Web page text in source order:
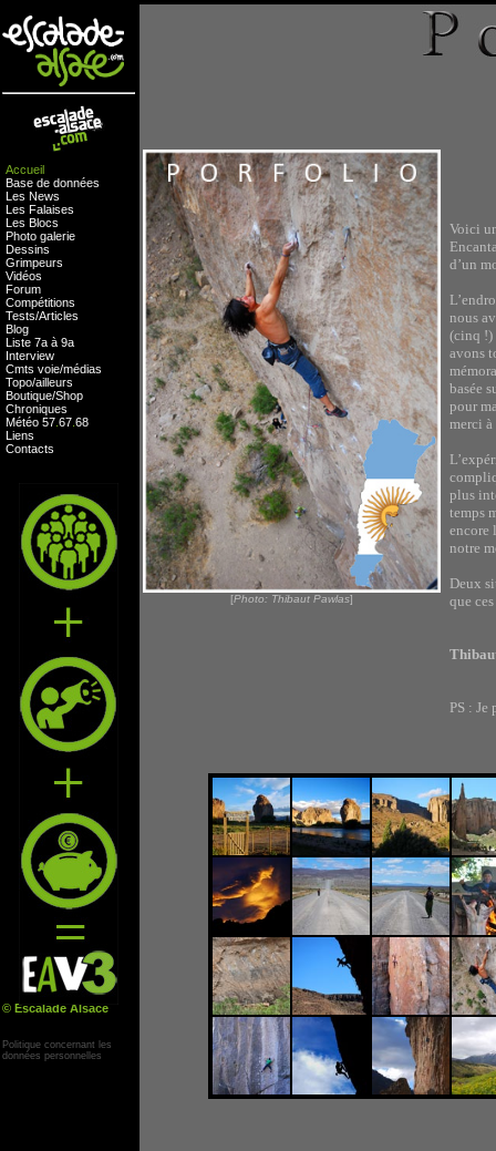
Accueil
Base de données
Les News
Les Falaises
Les Blocs
Photo galerie
Dessins
Grimpeurs
Vidéos
Forum
Compétitions
Tests/Articles
Blog
Liste 7a à 9a
Interview
Cmts voie/médias
Topo/ailleurs
Boutique/Shop
Chroniques
Météo 57 67 68
Liens
Contacts
© Escalade Alsace
Politique concernant les
données personnelles
[Photo: Thibaut Pawlas]
Voici
d’un
nous
(cinq !)
avons
basée
pour
merci à
plus
temps
encore
notre
Deux
que
PS :